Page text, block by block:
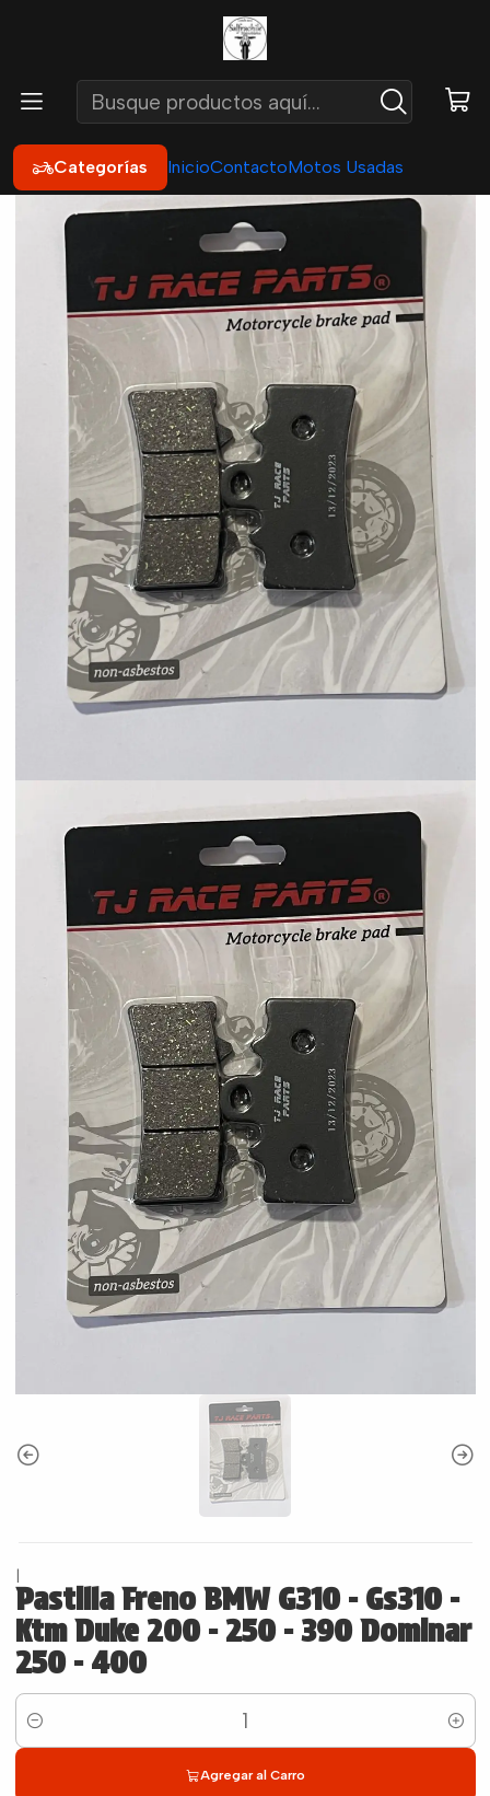
Categorías InicioContactoMotos Usadas
Frenos
Pastilla Freno BMW G310 - Gs310 - Ktm Duke 200 - 250 -
390 Dominar 250 - 400
Pastilla Freno BMW G310 - Gs310 -
Ktm Duke 200 - 250 - 390 Dominar
250 - 400
Cantidad
Agregar al Carro